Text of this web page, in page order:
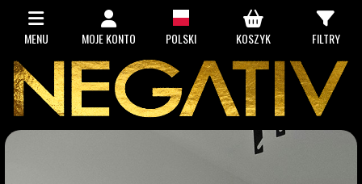
MENU MOJE KONTO POLSKI KOSZYK FILTRY